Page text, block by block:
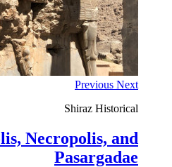
Previous Next
Shiraz Historical
Necropolis, and
Pasargadae